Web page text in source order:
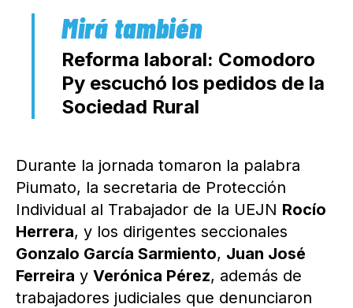
Reforma laboral: Comodoro
Py escuchó los pedidos de la
Sociedad Rural
Durante la jornada tomaron la palabra
Piumato, la secretaria de Protección
Individual al Trabajador de la UEJN Rocío
Herrera, y los dirigentes seccionales
Gonzalo García Sarmiento, Juan José
Ferreira y Verónica Pérez, además de
trabajadores judiciales que denunciaron